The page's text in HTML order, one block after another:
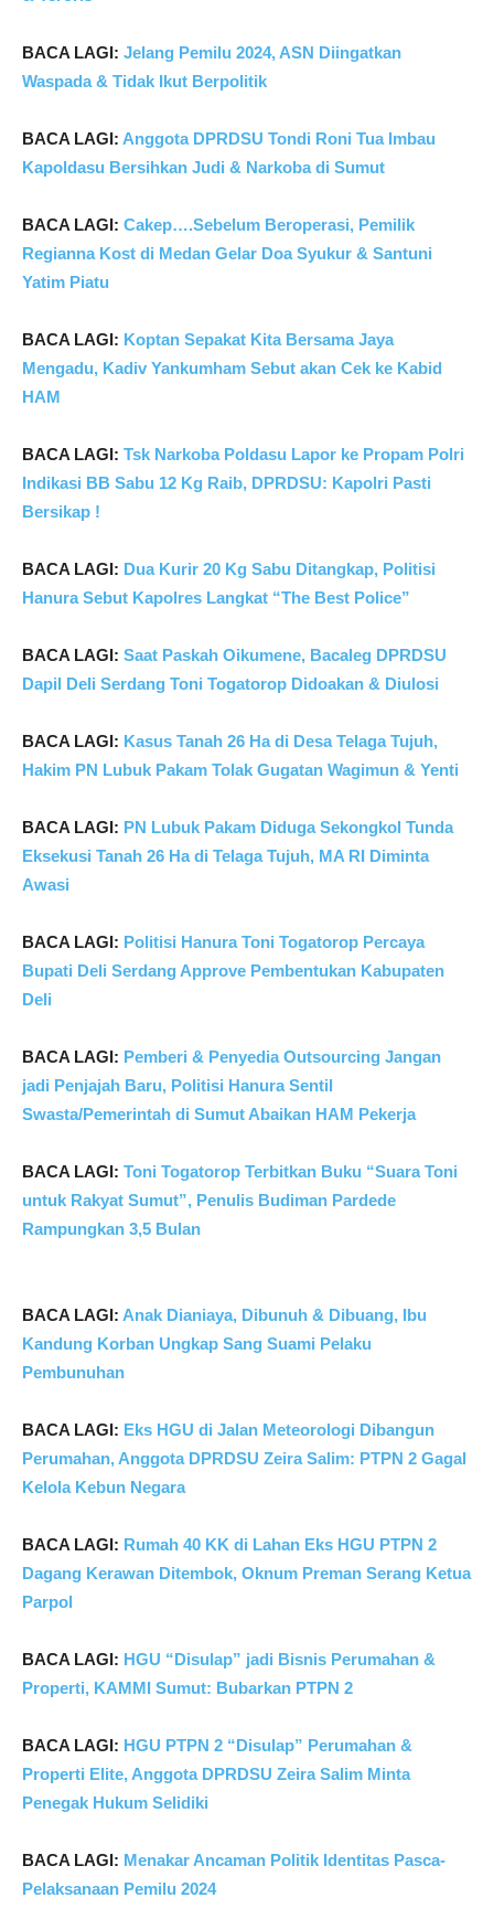
BACA LAGI: Jelang Pemilu 2024, ASN Diingatkan
Waspada & Tidak Ikut Berpolitik
BACA LAGI: Anggota DPRDSU Tondi Roni Tua Imbau
Kapoldasu Bersihkan Judi & Narkoba di Sumut
BACA LAGI: Cakep….Sebelum Beroperasi, Pemilik
Regianna Kost di Medan Gelar Doa Syukur & Santuni
Yatim Piatu
BACA LAGI: Koptan Sepakat Kita Bersama Jaya
Mengadu, Kadiv Yankumham Sebut akan Cek ke Kabid
HAM
BACA LAGI: Tsk Narkoba Poldasu Lapor ke Propam Polri
Indikasi BB Sabu 12 Kg Raib, DPRDSU: Kapolri Pasti
Bersikap !
BACA LAGI: Dua Kurir 20 Kg Sabu Ditangkap, Politisi
Hanura Sebut Kapolres Langkat “The Best Police”
BACA LAGI: Saat Paskah Oikumene, Bacaleg DPRDSU
Dapil Deli Serdang Toni Togatorop Didoakan & Diulosi
BACA LAGI: Kasus Tanah 26 Ha di Desa Telaga Tujuh,
Hakim PN Lubuk Pakam Tolak Gugatan Wagimun & Yenti
BACA LAGI: PN Lubuk Pakam Diduga Sekongkol Tunda
Eksekusi Tanah 26 Ha di Telaga Tujuh, MA RI Diminta
Awasi
BACA LAGI: Politisi Hanura Toni Togatorop Percaya
Bupati Deli Serdang Approve Pembentukan Kabupaten
Deli
BACA LAGI: Pemberi & Penyedia Outsourcing Jangan
jadi Penjajah Baru, Politisi Hanura Sentil
Swasta/Pemerintah di Sumut Abaikan HAM Pekerja
BACA LAGI: Toni Togatorop Terbitkan Buku “Suara Toni
untuk Rakyat Sumut”, Penulis Budiman Pardede
Rampungkan 3,5 Bulan
BACA LAGI: Anak Dianiaya, Dibunuh & Dibuang, Ibu
Kandung Korban Ungkap Sang Suami Pelaku
Pembunuhan
BACA LAGI: Eks HGU di Jalan Meteorologi Dibangun
Perumahan, Anggota DPRDSU Zeira Salim: PTPN 2 Gagal
Kelola Kebun Negara
BACA LAGI: Rumah 40 KK di Lahan Eks HGU PTPN 2
Dagang Kerawan Ditembok, Oknum Preman Serang Ketua
Parpol
BACA LAGI: HGU “Disulap” jadi Bisnis Perumahan &
Properti, KAMMI Sumut: Bubarkan PTPN 2
BACA LAGI: HGU PTPN 2 “Disulap” Perumahan &
Properti Elite, Anggota DPRDSU Zeira Salim Minta
Penegak Hukum Selidiki
BACA LAGI: Menakar Ancaman Politik Identitas Pasca-
Pelaksanaan Pemilu 2024